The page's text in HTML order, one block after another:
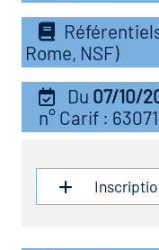
de l'Industrie
emploi-
des
Rome, NSF)
Du 07/10/
n° Carif :